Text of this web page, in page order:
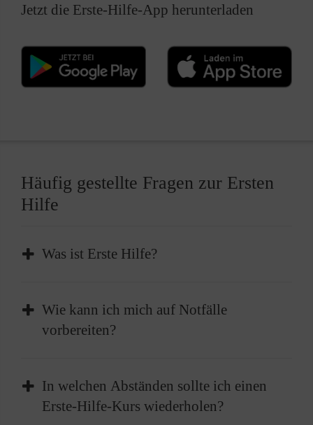
Jetzt die Erste-Hilfe-App herunterladen
Häufig gestellte Fragen zur Ersten
Hilfe
Was ist Erste Hilfe?
Erste Hilfe ist die sofortige und
vorübergehende Hilfe, die bei plötzlichen
erhalten oder bis professionelle medizinische
Hilfe eintrifft.
Wie kann ich mich auf Notfälle
vorbereiten?
Absolvieren Sie einen Erste-Hilfe-Kurs und
frischen diesen im besten Fall alle zwei Jahre
In welchen Abständen sollte ich einen
Erste-Hilfe-Kurs wiederholen?